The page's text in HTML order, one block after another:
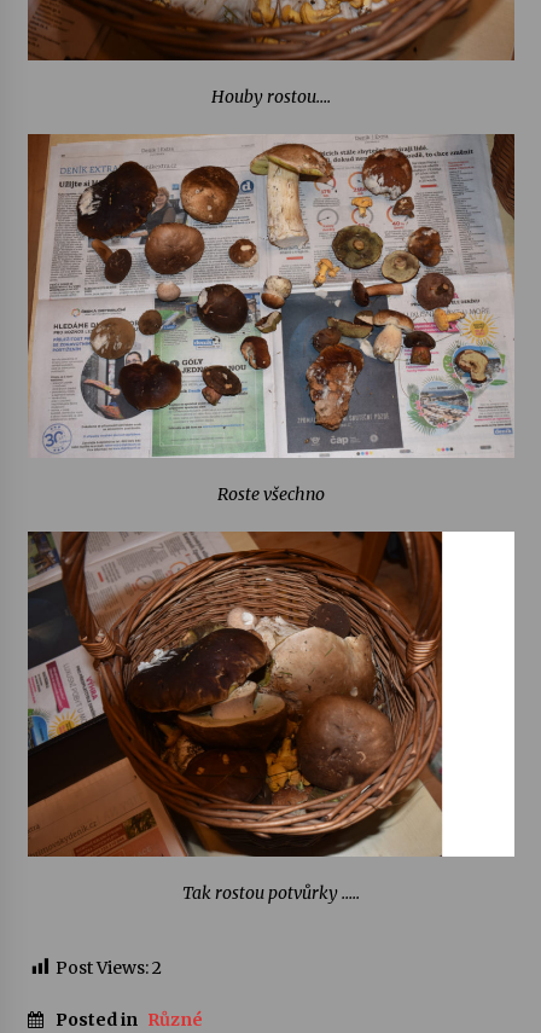
Ozvěny prázdnin
Za kulturou kousek za Humpolec. V Želivě ožije
odkaz Josefa Čapka
13. 7. 2026
Varhanní recitál Michala Novenka v Klášteře
Želiv
3. 7. 2026
Petr Adamec – Malovaný svět
30. 6. 2026
Houby rostou….
Roste všechno
Tak rostou potvůrky …..
Post Views:2
Posted in Různé